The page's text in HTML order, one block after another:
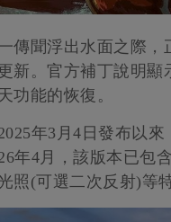
傳聞浮出水面之際，
新。官方補丁說明顯
功能的恢復。
年3月4日發布以
年4月，該版本已包
照(可選二次反射)等